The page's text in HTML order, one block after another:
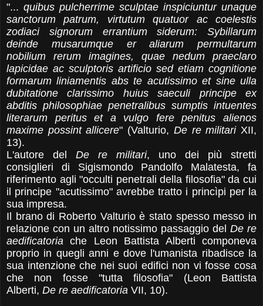
"... quibus pulcherrime sculptae inspiciuntur unaque
sanctorum patrum, virtutum quatuor ac coelestis
zodiaci signorum errantium siderum: Sybillarum
deinde musarumque er aliarum permultarum
nobilium rerum imagines, quae nedum praeclaro
lapicidae ac sculptoris artificio sed etiam cognitione
formarum liniamentis abs te acutissimo et sine ulla
dubitatione clarissimo huius saeculi principe ex
abditis philosophiae penetralibus sumptis intuentes
literarum peritus et a vulgo fere penitus alienos
maxime possint allicere" (Valturio, De re militariXII,
13).
L'autore del De re militari, uno dei più stretti
consiglieri di Sigismondo Pandolfo Malatesta, fa
riferimento agli "occulti penetrali della filosofia" da cui
il principe "acutissimo" avrebbe tratto i princìpi per la
sua impresa.
Il brano di Roberto Valturio è stato spesso messo in
relazione con un altro notissimo passaggio del De re
aedificatoriache Leon Battista Alberti componeva
proprio in quegli anni e dove l'umanista ribadisce la
sua intenzione che nei suoi edifici non vi fosse cosa
che non fosse "tutta filosofia" (Leon Battista
Alberti, De re aedificatoria VII, 10).